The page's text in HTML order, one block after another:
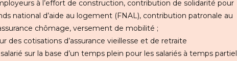
à l’effort de construction, contribution de solidarité pour
national d’aide au logement (FNAL), contribution patronale au
chômage, versement de mobilité ;
des cotisations d’assurance vieillesse et de retraite
sur la base d’un temps plein pour les salariés à temps partiel